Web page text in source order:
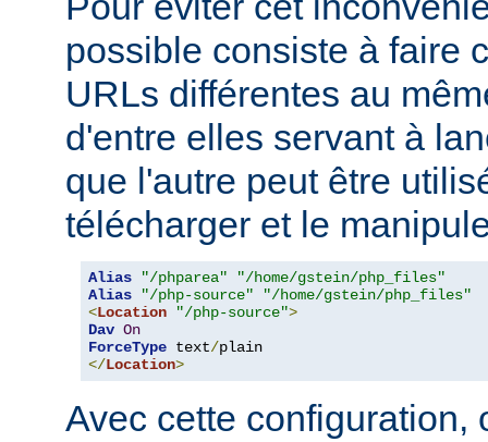
possible consiste à faire
URLs différentes au
d'entre elles servant à
que l'autre peut être
télécharger et le
Alias "/phparea"
"/home/gstein/php_files"
Alias
"/php-source"
"/home/gstein/php_files"
<Location "/php-source">
Dav On
ForceType text/
</Location>
Avec cette configuration,